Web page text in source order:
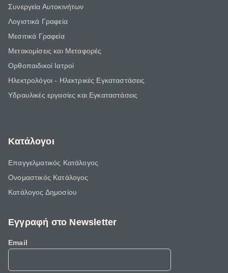
Συνεργεία Αυτοκινήτων
Λογιστικά Γραφεία
Μεσιτικά Γραφεία
Μετακομίσεις και Μεταφορές
Ορθοπαιδικοί Ιατροί
Ηλεκτρολόγοι - Ηλεκτρικές Εγκαταστάσεις
Υδραυλικές εργασίες και Εγκαταστάσεις
Κατάλογοι
Επαγγελματικός Κατάλογος
Ονομαστικός Κατάλογος
Κατάλογος Δημοσίου
Εγγραφή στο Newsletter
Email